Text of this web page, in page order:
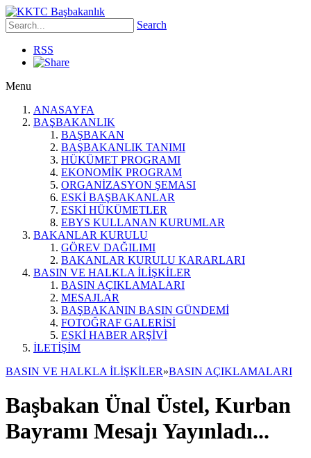
Search
RSS
Menu
ANASAYFA
BAŞBAKANLIK
BAŞBAKAN
BAŞBAKANLIK TANIMI
HÜKÜMET PROGRAMI
EKONOMİK PROGRAM
ORGANİZASYON ŞEMASI
ESKİ BAŞBAKANLAR
ESKİ HÜKÜMETLER
EBYS KULLANAN KURUMLAR
BAKANLAR KURULU
GÖREV DAĞILIMI
BAKANLAR KURULU KARARLARI
BASIN VE HALKLA İLİŞKİLER
BASIN AÇIKLAMALARI
MESAJLAR
BAŞBAKANIN BASIN GÜNDEMİ
FOTOĞRAF GALERİSİ
ESKİ HABER ARŞİVİ
İLETİŞİM
BASIN VE HALKLA İLİŞKİLER»BASIN AÇIKLAMALARI
Başbakan Ünal Üstel, Kurban
Bayramı Mesajı Yayınladı...